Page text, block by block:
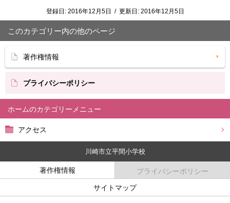
ホーム
アクセス
登録日: 2016年12月5日 / 更新日: 2016年12月5日
このカテゴリー内の他のページ
著作権情報
プライバシーポリシー
川崎市立平間小学校
著作権情報
プライバシーポリシー
サイトマップ